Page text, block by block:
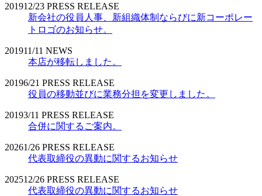
201912/23 PRESS RELEASE
新会社の役員人事、新組織体制ならびに新コーポレー
トロゴのお知らせ。
201911/11 NEWS
本店が移転しました。
20196/21 PRESS RELEASE
役員の移動並びに業務分担を変更しました。
20193/11 PRESS RELEASE
合併に関するご案内。
20261/26 PRESS RELEASE
代表取締役の異動に関するお知らせ
202512/26 PRESS RELEASE
代表取締役の異動に関するお知らせ